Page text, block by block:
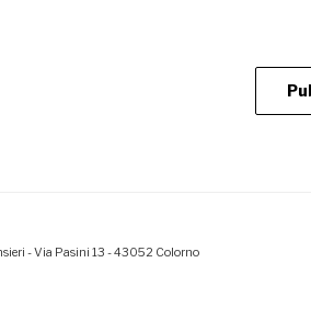
- Via Pasini 13 - 43052 Colorno